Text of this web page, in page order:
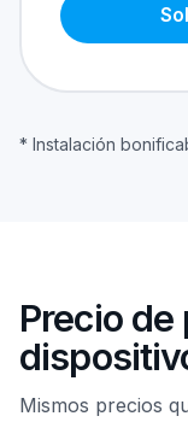
* Instalación
Precio de
Mismos precios